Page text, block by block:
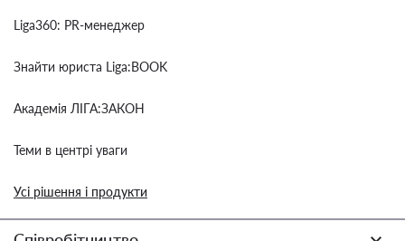
Liga360: PR-менеджер
Знайти юриста Liga:BOOK
Академія ЛІГА:ЗАКОН
Теми в центрі уваги
Усі рішення і продукти